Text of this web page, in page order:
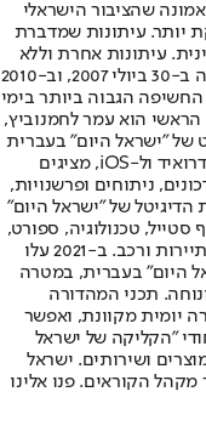
שהציבור הישראלי
יותר. עיתונות שמדברת
עיתונות אחרת וללא
תשלום. המהדורה המודפסת הראשונה פורסמה ב-30 ביולי 2007, וב-2010
החשיפה הגבוה ביותר בימי
הראשי הוא עמר לחמנוביץ,
של "ישראל היום" בעברית
ובאנגלית, כמו כן היישומונים (אפליקציות) לאנדרואיד ול-iOS, מציגים
ניתוחים ופרשנויות,
הדיגיטל של "ישראל היום"
סטייל, טכנולוגיה, ספורט,
כלכלה וצרכנות, בריאות, חיילים, אוכל, יהדות, תיירות ורכב. ב-2021 עלו
היום" בעברית, במטרה
תכני המהדורה
יומית מקוונת, ואפשר
"הקליקה של ישראל
ושירותים. ישראל
הקוראים. פנו אלינו